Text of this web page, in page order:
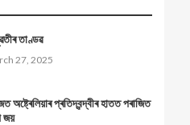
তাণ্ডৱ
27, 2025
প্ৰতিদ্বন্দ্বীৰ হাতত পৰাজিত
জয়